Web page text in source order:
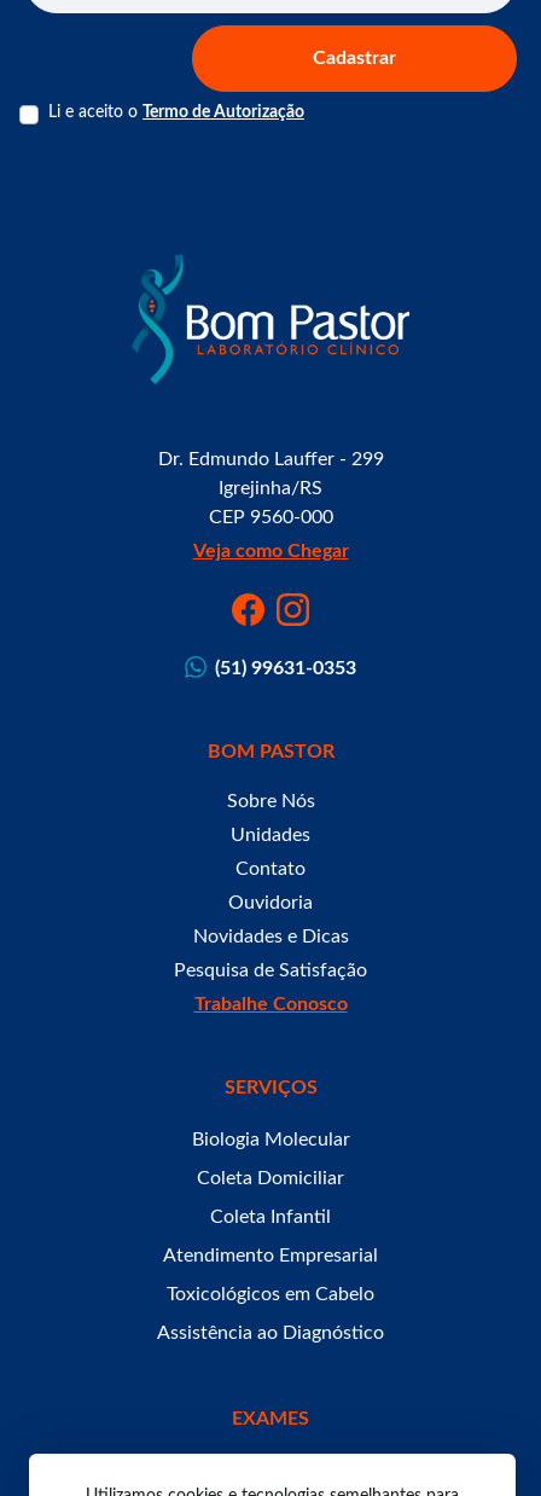
Cadastrar
Li e aceito o Termo de Autorização
Dr. Edmundo Lauffer - 299
Igrejinha/RS
CEP 9560-000
Veja como Chegar
(51) 99631-0353
BOM PASTOR
Sobre Nós
Unidades
Contato
Ouvidoria
Novidades e Dicas
Pesquisa de Satisfação
Trabalhe Conosco
SERVIÇOS
Biologia Molecular
Coleta Domiciliar
Coleta Infantil
Atendimento Empresarial
Toxicológicos em Cabelo
Assistência ao Diagnóstico
EXAMES